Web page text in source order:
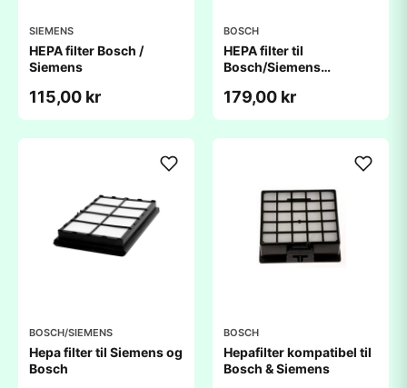
SIEMENS
HEPA filter Bosch /
Siemens
115,00 kr
BOSCH
HEPA filter til
Bosch/Siemens
179,00 kr
BOSCH/SIEMENS
Hepa filter til Siemens og
Bosch
BOSCH
Hepafilter kompatibel til
Bosch & Siemens